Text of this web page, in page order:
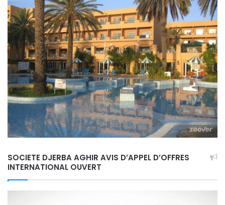
SOCIETE DJERBA AGHIR AVIS D’APPEL D’OFFRES
INTERNATIONAL OUVERT